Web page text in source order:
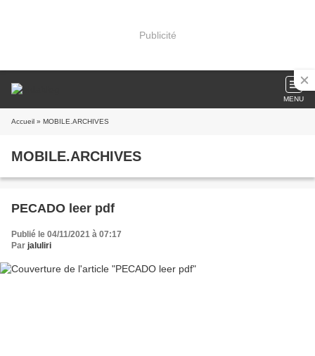
Publicité
MENU
Accueil » MOBILE.ARCHIVES
MOBILE.ARCHIVES
PECADO leer pdf
Publié le 04/11/2021 à 07:17
Par jaluliri